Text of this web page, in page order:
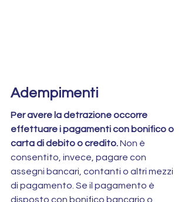
Adempimenti
Per avere la detrazione occorre
effettuare i pagamenti con bonifico o
carta di debito o credito. Non è
consentito, invece, pagare con
assegni bancari, contanti o altri mezzi
di pagamento. Se il pagamento è
disposto con bonifico bancario o